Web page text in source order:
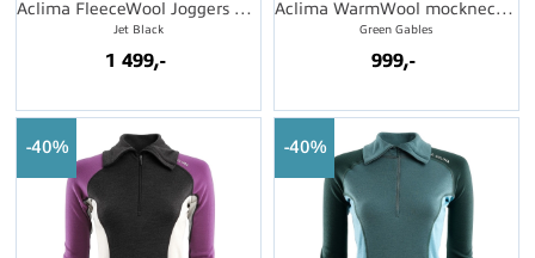
Aclima FleeceWool Joggers W's
Jet Black
1 499,-
Aclima WarmWool mockneck M's
Green Gables
999,-
40% 40%